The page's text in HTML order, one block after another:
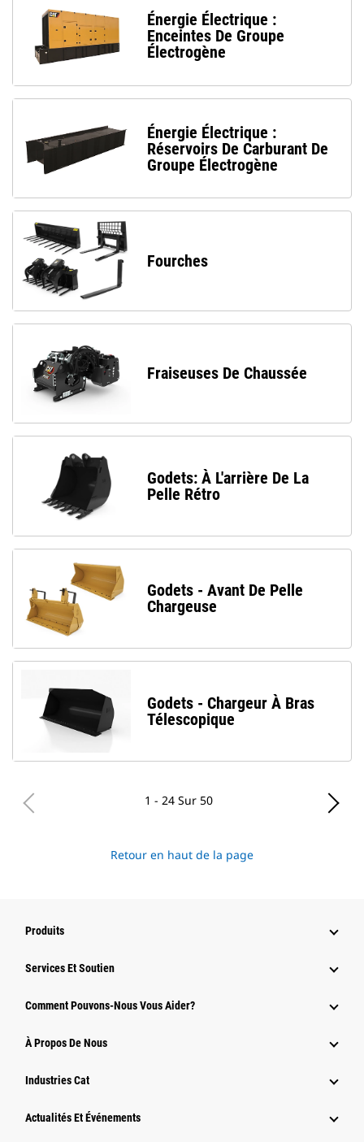
Énergie Électrique :
Enceintes De Groupe
Électrogène
Énergie Électrique :
Réservoirs De Carburant De
Groupe Électrogène
Fourches
Fraiseuses De Chaussée
Godets: À L'arrière De La
Pelle Rétro
Godets - Avant De Pelle
Chargeuse
Godets - Chargeur À Bras
Télescopique
1 - 24 Sur 50
Retour en haut de la page
Produits
Services Et Soutien
Comment Pouvons-Nous Vous Aider?
À Propos De Nous
Industries Cat
Actualités Et Événements